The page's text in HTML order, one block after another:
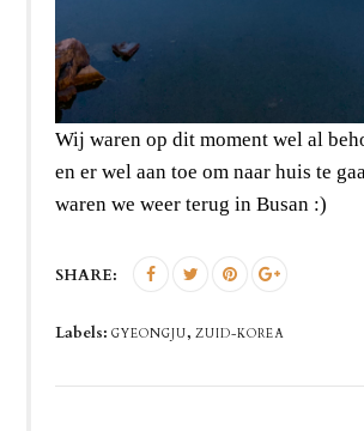
Wij waren op dit moment wel al
en er wel aan toe om naar huis te
waren we weer terug in Busan :)
SHARE:
Labels:GYEONGJU,ZUID-KOREA